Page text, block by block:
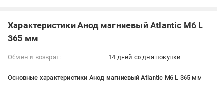
Характеристики Анод магниевый Atlantic М6 L
365 мм
Обмен и возврат: 14 дней со дня покупки
Основные характеристики Анод магниевый Atlantic М6 L 365 мм